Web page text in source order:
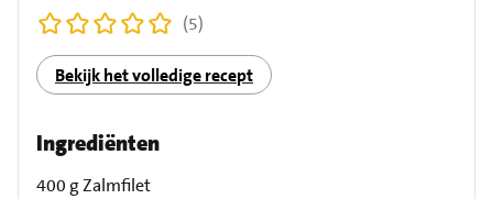
(5)
Bekijk het volledige recept
Ingrediënten
400 g Zalmfilet